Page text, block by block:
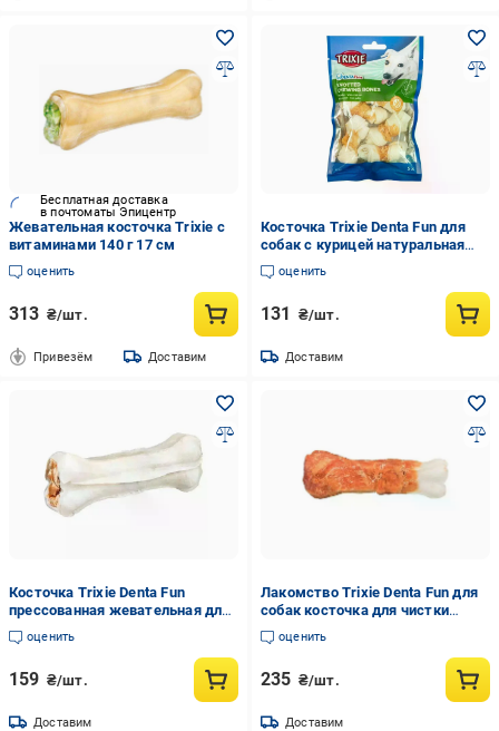
Бесплатная доставка
в почтоматы Эпицентр
Жевательная косточка Trixie с
витаминами 140 г 17 см
оценить
313 ₴/шт.
Привезём Доставим
Косточка Trixie Denta Fun для
собак с курицей натуральная
кожа жевательное лакомство
для чистки зубов 70 г 5 шт. 5 см
оценить
131 ₴/шт.
Доставим
Косточка Trixie Denta Fun
прессованная жевательная для
собак с уткой из натуральной
кожи для чистки зубов 70 г 2
оценить
159 ₴/шт.
Доставим
Лакомство Trixie Denta Fun для
собак косточка для чистки
зубов натуральная кожа с
курицей 140 г 17 см
оценить
235 ₴/шт.
Доставим